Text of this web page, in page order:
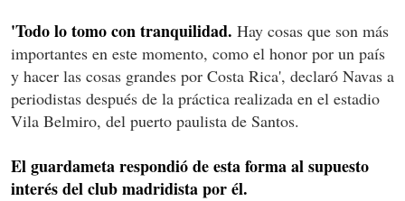
'Todo lo tomo con tranquilidad. Hay cosas que son más
importantes en este momento, como el honor por un país
y hacer las cosas grandes por Costa Rica', declaró Navas a
periodistas después de la práctica realizada en el estadio
Vila Belmiro, del puerto paulista de Santos.
El guardameta respondió de esta forma al supuesto
interés del club madridista por él.